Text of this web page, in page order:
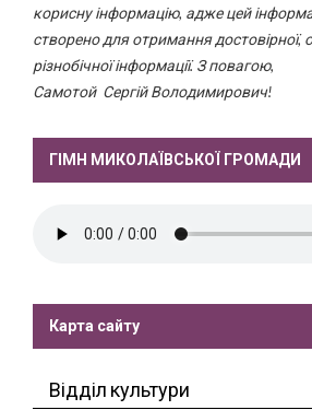
корисну інформацію, адже цей
створено для отримання достовірної,
різнобічної інформації. З повагою,
Самотой Сергій Володимирович!
ГІМН МИКОЛАЇВСЬКОЇ ГРОМАДИ
Карта сайту
Відділ культури